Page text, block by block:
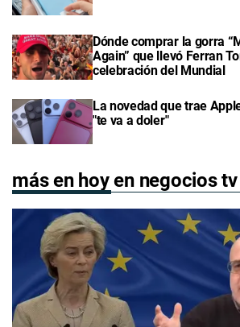
Dónde comprar la gorra
Again” que llevó Ferran
celebración del Mundial
La novedad que trae
"te va a doler"
más en hoy en negocios tv